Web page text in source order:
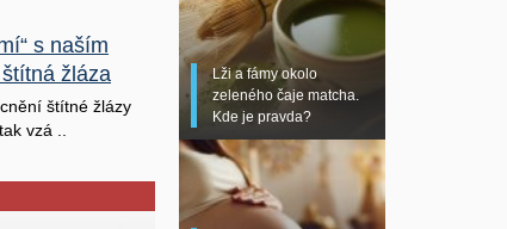
s naším
žláza
štítné žlázy
vzá ..
Lži a fámy okolo
zeleného čaje matcha.
Kde je pravda?